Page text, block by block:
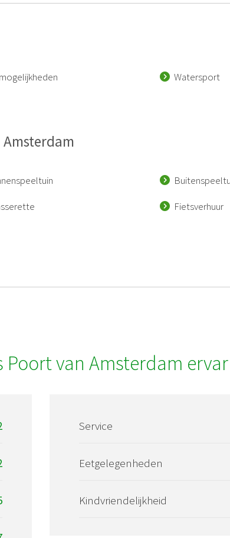
Watersport
Fietsverhuur
Poort van Amsterdam
Service
Eetgelegenheden
Kindvriendelijkheid